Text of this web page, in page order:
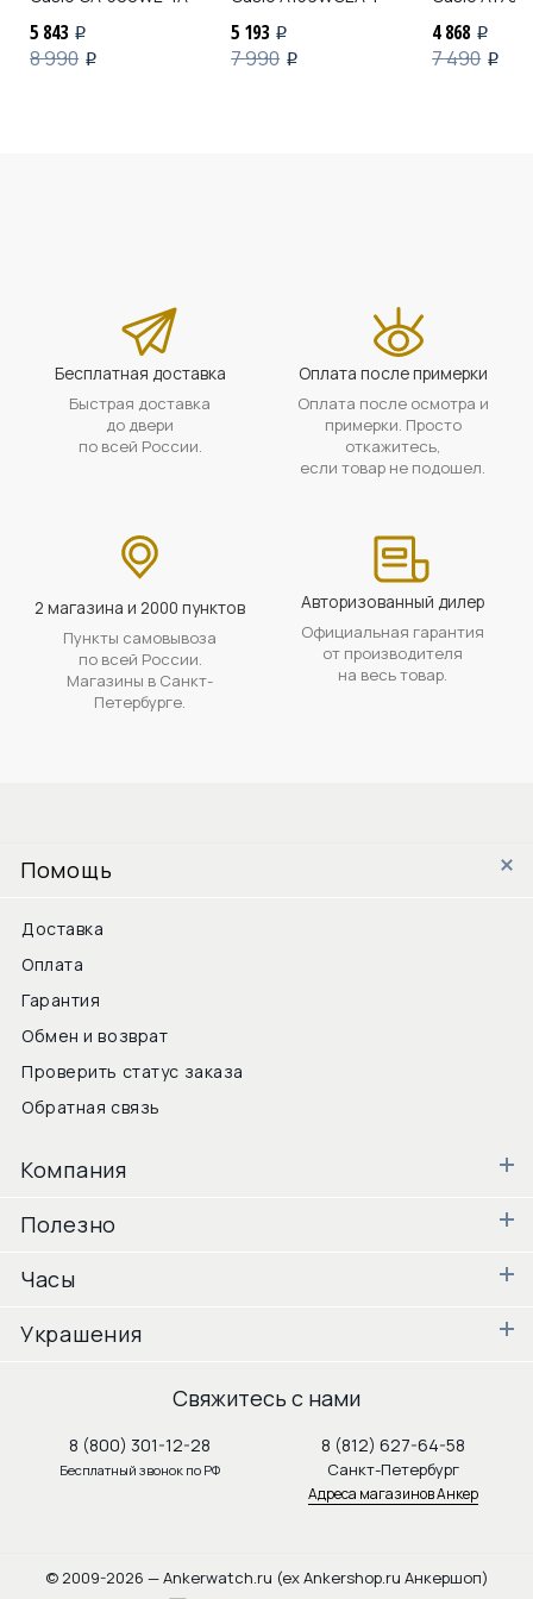
5 843 i
8 990 i
5 193 i
7 990 i
4 868 i
7 490 i
Бесплатная доставка
Быстрая доставка
до двери
по всей России.
Оплата после примерки
Оплата после осмотра и
примерки. Просто
откажитесь,
если товар не подошел.
2 магазина и 2000 пунктов
Пункты самовывоза
по всей России.
Магазины в Санкт-
Петербурге.
Авторизованный дилер
Официальная гарантия
от производителя
на весь товар.
Помощь
Доставка
Оплата
Гарантия
Обмен и возврат
Проверить статус заказа
Обратная связь
Компания
Полезно
Часы
Украшения
Свяжитесь с нами
8 (800) 301-12-28
Бесплатный звонок по РФ
8 (812) 627-64-58
Санкт-Петербург
Адреса магазинов Анкер
© 2009-2026 — Ankerwatch.ru (ex Ankershop.ru Анкершоп)